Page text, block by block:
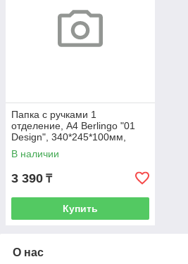
Папка с ручками 1
отделение, А4 Berlingo "01
Design", 340*245*100мм,
пластик, на молнии
В наличии
3 390 ₸
Купить
О нас